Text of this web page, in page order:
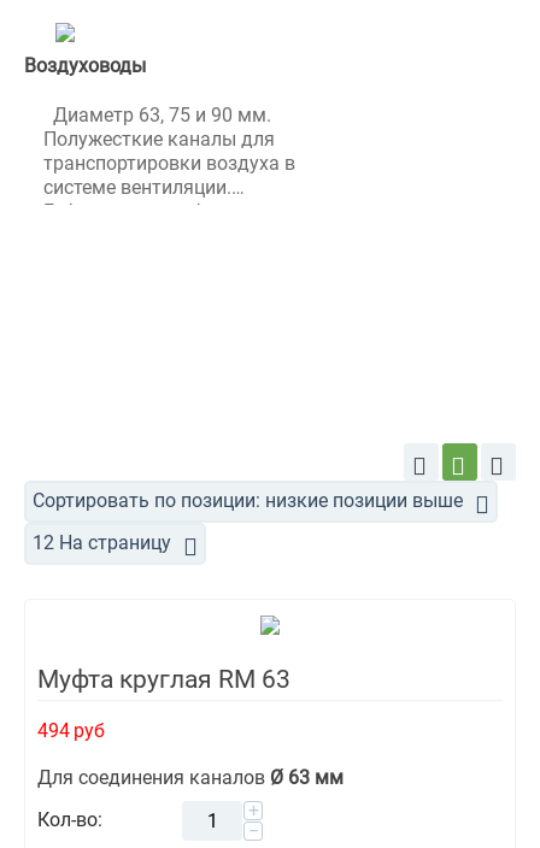
Воздуховоды
Полужесткие каналы для
транспортировки воздуха в
системе вентиляции.
Гофрированная форма
Сортировать по позиции: низкие позиции выше
12 На страницу
Муфта круглая RM 63
494 руб
Для соединения каналов Ø 63 мм
Кол-во:
+
−